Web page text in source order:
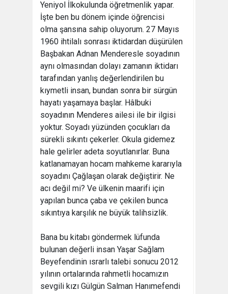
Yeniyol İlkokulunda öğretmenlik yapar.
İşte ben bu dönem içinde öğrencisi
olma şansına sahip oluyorum. 27 Mayıs
1960 ihtilalı sonrası iktidardan düşürülen
Başbakan Adnan Menderesle soyadının
aynı olmasından dolayı zamanın iktidarı
tarafından yanlış değerlendirilen bu
kıymetli insan, bundan sonra bir sürgün
hayatı yaşamaya başlar. Hâlbuki
soyadının Menderes ailesi ile bir ilgisi
yoktur. Soyadı yüzünden çocukları da
sürekli sıkıntı çekerler. Okula gidemez
hale gelirler adeta soyutlanırlar. Buna
katlanamayan hocam mahkeme kararıyla
soyadını Çağlaşan olarak değiştirir. Ne
acı değil mi? Ve ülkenin maarifi için
yapılan bunca çaba ve çekilen bunca
sıkıntıya karşılık ne büyük talihsizlik.
Bana bu kitabı göndermek lüfunda
bulunan değerli insan Yaşar Sağlam
Beyefendinin ısrarlı talebi sonucu 2012
yılının ortalarında rahmetli hocamızın
sevgili kızı Gülgün Salman Hanımefendi